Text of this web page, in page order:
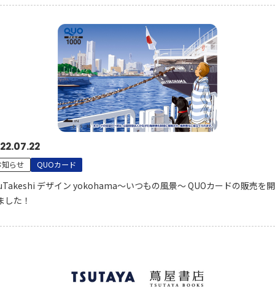
知らせ QUOカード
デザイン yokohama～いつもの風景～ QUOカードの販売を
した！